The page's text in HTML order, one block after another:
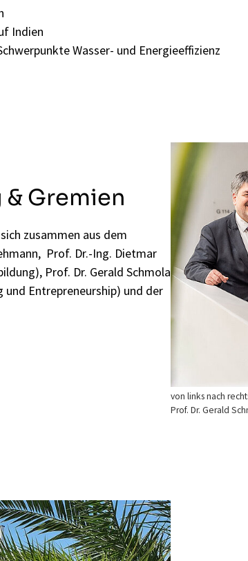
Indien
Wasser- und Energieeffizienz
von links nach
Prof. Dr. Gerald
Gremien
zusammen aus dem
Prof. Dr.-Ing. Dietmar
Prof. Dr. Gerald Schmola
und Entrepreneurship) und der